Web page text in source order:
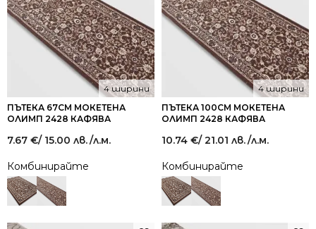
ПЪТЕКА 67СМ МОКЕТЕНА
ОЛИМП 2428 КАФЯВА
4 ширини
7.67 €/ 15.00 лв./л.м.
Комбинирайте
ПЪТЕКА 100СМ МОКЕТЕНА
ОЛИМП 2428 КАФЯВА
4 ширини
10.74 €/ 21.01 лв./л.м.
Комбинирайте